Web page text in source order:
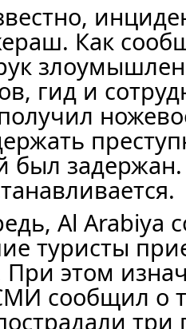
Как
гид и
был задержан.
Al Arabiya
туристы
При этом
сообщил о